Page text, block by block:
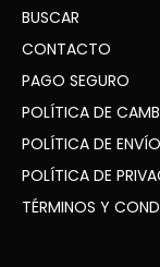
WhatsApp: +34
BUSCAR
CONTACTO
PAGO SEGURO
POLÍTICA DE
POLÍTICA DE
POLÍTICA DE
TÉRMINOS Y